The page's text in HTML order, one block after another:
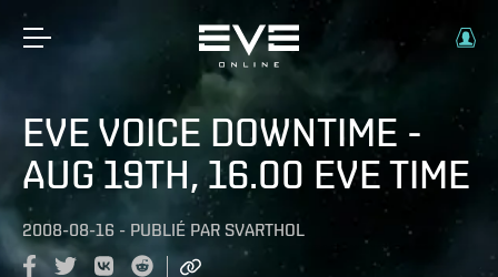
EVE VOICE DOWNTIME -
AUG 19TH, 16.00 EVE TIME
2008-08-16 - PUBLIÉ PAR SVARTHOL